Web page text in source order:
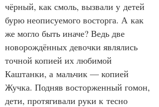
чёрный, как смоль, вызвали у детей
бурю неописуемого восторга. А как
же могло быть иначе? Ведь две
новорождённых девочки являлись
точной копией их любимой
Каштанки, а мальчик — копией
Жучка. Подняв восторженный гомон,
дети, протягивали руки к тесно